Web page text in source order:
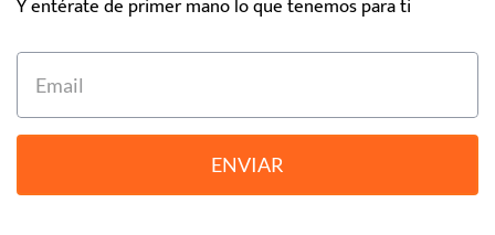
Y entérate de primer mano lo que tenemos para ti
ENVIAR